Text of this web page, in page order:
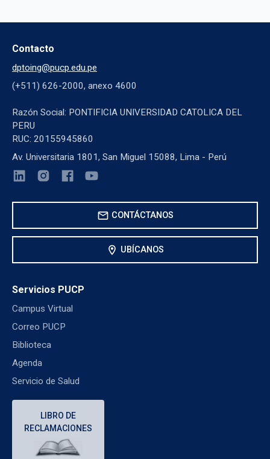
Contacto
dptoing@pucp.edu.pe
(+511) 626-2000, anexo 4600
Razón Social: PONTIFICIA UNIVERSIDAD CATOLICA DEL
PERU
RUC: 20155945860
Av. Universitaria 1801, San Miguel 15088, Lima - Perú
mail CONTÁCTANOS
location_on UBÍCANOS
Servicios PUCP
Campus Virtual
Correo PUCP
Biblioteca
Agenda
Servicio de Salud
LIBRO DE
RECLAMACIONES